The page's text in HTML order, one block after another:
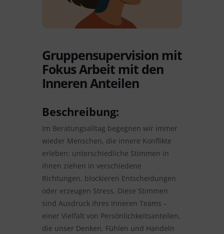
Gruppensupervision mit
Fokus Arbeit mit den
Inneren Anteilen
Beschreibung:
Im Beratungsalltag begegnen wir immer
wieder Menschen, die innere Konflikte
erleben: unterschiedliche Stimmen in
ihnen ziehen in verschiedene
Richtungen, blockieren Entscheidungen
oder erzeugen Stress. Diese Stimmen
sind Ausdruck ihres Inneren Teams –
einer Vielfalt von Persönlichkeitsanteilen,
die unser Denken, Fühlen und Handeln